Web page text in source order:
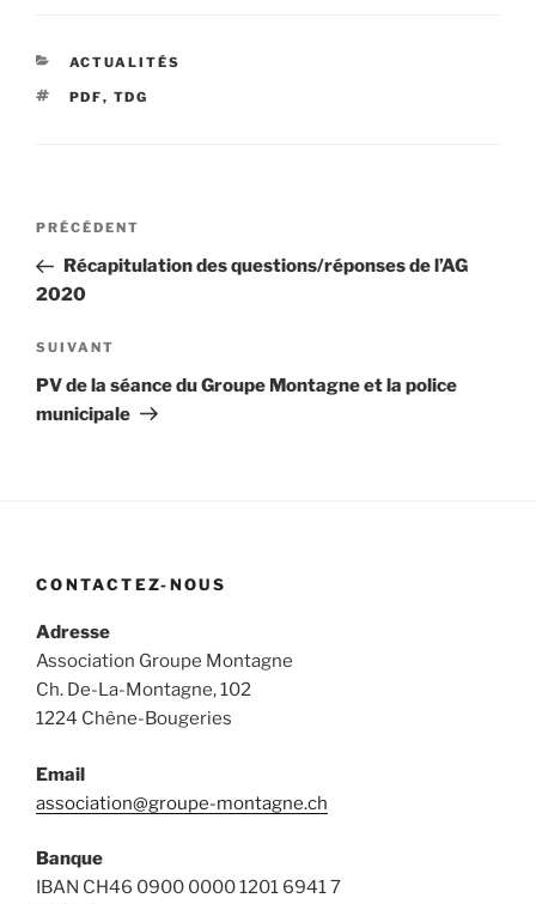
CATÉGORIES
ACTUALITÉS
ÉTIQUETTES
PDF, TDG
Navigation
l’article
Article
précédent
PRÉCÉDENT
Récapitulation des questions/réponses de l’AG
2020
Article
suivant
SUIVANT
PV de la séance du Groupe Montagne et la police
municipale
CONTACTEZ-NOUS
Adresse
Association Groupe Montagne
Ch. De-La-Montagne, 102
1224 Chêne-Bougeries
Email
association@groupe-montagne.ch
Banque
IBAN CH46 0900 0000 1201 6941 7